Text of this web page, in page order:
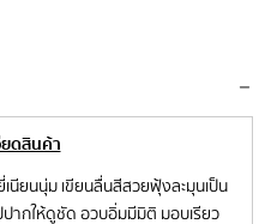
ยดสินค้า
เนียนนุ่ม เขียนลื่นสีสวยฟุ้งละมุนเป็น
ากให้ดูชัด อวบอิ่มมีมิติ มอบเรียว